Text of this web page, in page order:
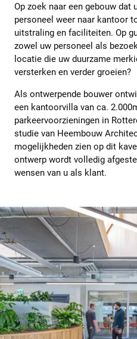
Op zoek naar een gebouw dat
personeel weer naar kantoor
uitstraling en faciliteiten. Op
zowel uw personeel als
locatie die uw duurzame
versterken en verder groeien?
Als ontwerpende bouwer
een kantoorvilla van ca.
parkeervoorzieningen in
studie van Heembouw
mogelijkheden zien op dit
ontwerp wordt volledig
wensen van u als klant.